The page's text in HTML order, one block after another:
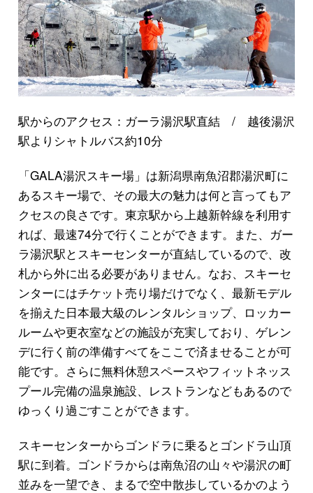
駅からのアクセス：ガーラ湯沢駅直結 / 越後湯沢
駅よりシャトルバス約10分
「GALA湯沢スキー場」は新潟県南魚沼郡湯沢町に
あるスキー場で、その最大の魅力は何と言ってもア
クセスの良さです。東京駅から上越新幹線を利用す
れば、最速74分で行くことができます。また、ガー
ラ湯沢駅とスキーセンターが直結しているので、改
札から外に出る必要がありません。なお、スキーセ
ンターにはチケット売り場だけでなく、最新モデル
を揃えた日本最大級のレンタルショップ、ロッカー
ルームや更衣室などの施設が充実しており、ゲレン
デに行く前の準備すべてをここで済ませることが可
能です。さらに無料休憩スペースやフィットネッス
プール完備の温泉施設、レストランなどもあるので
ゆっくり過ごすことができます。
スキーセンターからゴンドラに乗るとゴンドラ山頂
駅に到着。ゴンドラからは南魚沼の山々や湯沢の町
並みを一望でき、まるで空中散歩しているかのよう